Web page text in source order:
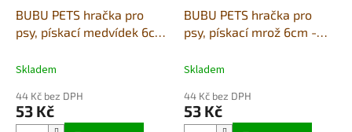
BUBU PETS hračka pro
psy, pískací medvídek 6cm
Skladem
44 Kč bez DPH
53 Kč
BUBU PETS hračka pro
psy, pískací mrož 6cm -
Skladem
44 Kč bez DPH
53 Kč